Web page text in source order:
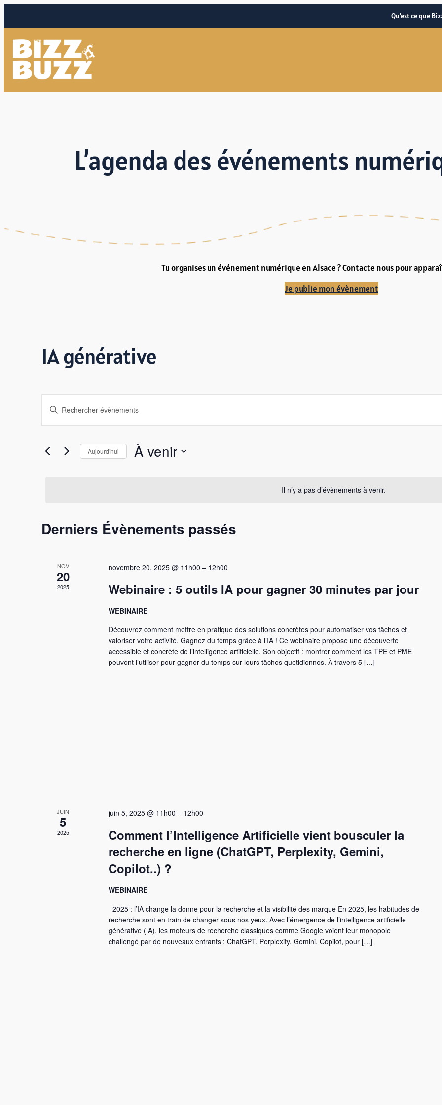
Qu’est ce que
L’agenda des événements
Tu organises un événement numérique en Alsace ? Contacte nous pour
Je publie mon évènement
IA générative
Il n’y a pas d’évènements à venir.
Recherche
et
navigation
Évènements
Saisir
Rechercher
Évènements
Aujourd’hui À venir
Derniers Évènements passés
NOV
20
2025
novembre 20, 2025 @ 11h00 – 12h00
Webinaire : 5 outils IA pour gagner 30 minutes par jour
WEBINAIRE
Découvrez comment mettre en pratique des solutions concrètes pour automatiser vos tâches et
valoriser votre activité. Gagnez du temps grâce à l’IA ! Ce webinaire propose une découverte
accessible et concrète de l’intelligence artificielle. Son objectif : montrer comment les TPE et PME
peuvent l’utiliser pour gagner du temps sur leurs tâches quotidiennes. À travers 5 […]
JUIN
5
2025
juin 5, 2025 @ 11h00 – 12h00
Comment l’Intelligence Artificielle vient bousculer la
recherche en ligne (ChatGPT, Perplexity, Gemini,
Copilot..) ?
WEBINAIRE
2025 : l’IA change la donne pour la recherche et la visibilité des marque En 2025, les habitudes de
recherche sont en train de changer sous nos yeux. Avec l’émergence de l’intelligence artificielle
générative (IA), les moteurs de recherche classiques comme Google voient leur monopole
challengé par de nouveaux entrants : ChatGPT, Perplexity, Gemini, Copilot, pour […]